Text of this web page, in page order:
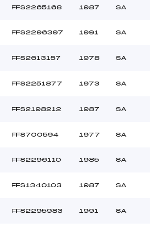
FFS2265168 1987 SA
FFS2296397 1991 SA
FFS2613157 1978 SA
FFS2251877 1973 SA
FFS2198212 1987 SA
FFS700594 1977 SA
FFS2296110 1985 SA
FFS1340103 1987 SA
FFS2295983 1991 SA